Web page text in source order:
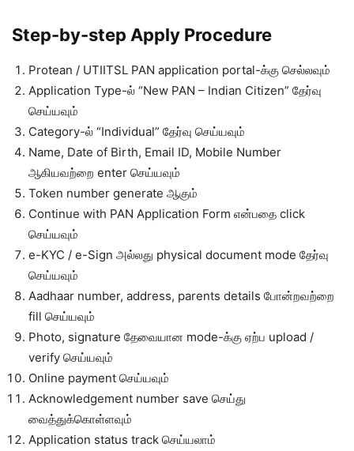
Step-by-step Apply Procedure
Protean / UTIITSL PAN application portal-க்கு செல்லவும்
Application Type-ல் “New PAN – Indian Citizen” தேர்வு
செய்யவும்
Category-ல் “Individual” தேர்வு செய்யவும்
Name, Date of Birth, Email ID, Mobile Number
ஆகியவற்றை enter செய்யவும்
Token number generate ஆகும்
Continue with PAN Application Form என்பதை click
செய்யவும்
e-KYC / e-Sign அல்லது physical document mode தேர்வு
செய்யவும்
Aadhaar number, address, parents details போன்றவற்றை
fill செய்யவும்
Photo, signature தேவையான mode-க்கு ஏற்ப upload /
verify செய்யவும்
Online payment செய்யவும்
Acknowledgement number save செய்து
வைத்துக்கொள்ளவும்
Application status track செய்யலாம்